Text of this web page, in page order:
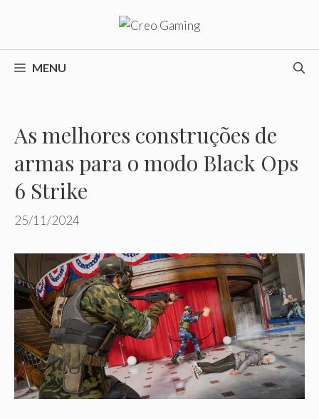
o
conteúdoMENU
As melhores construções de
armas para o modo Black Ops
6 Strike
25/11/2024